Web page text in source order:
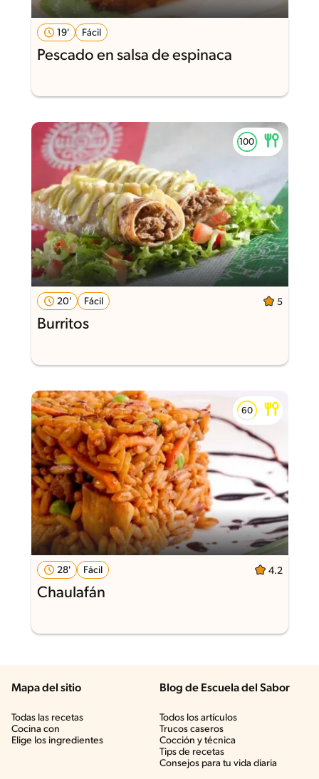
19' Fácil
Pescado en salsa de espinaca
20' Fácil 5
Burritos
28' Fácil 4.2
Chaulafán
Mapa del sitio
Todas las recetas
Cocina con
Elige los ingredientes
Blog de Escuela del Sabor
Todos los artículos
Trucos caseros
Cocción y técnica
Tips de recetas
Consejos para tu vida diaria